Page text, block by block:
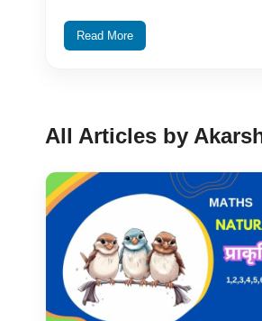
Read More
All Articles by